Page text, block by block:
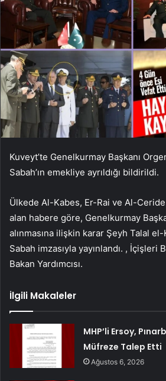
Kuveyt’te Genelkurmay Başkanı
Sabah’ın emekliye ayrıldığı bildirildi.
Ülkede Al-Kabes, Er-Rai ve Al-
alan habere göre, Genelkurmay
alınmasına ilişkin karar Şeyh Talal
Sabah imzasıyla yayınlandı. , İçişleri
Bakan Yardımcısı.
İlgili Makaleler
MHP’li Ersoy,
Müfreze Talep Etti
Ağustos 6, 2026